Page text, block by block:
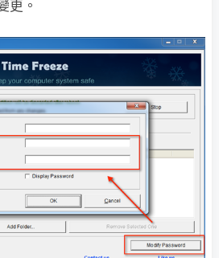
更。